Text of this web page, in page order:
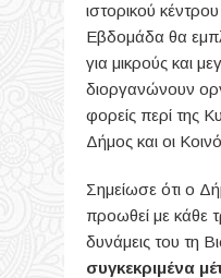
ιστορικού
Εβδομάδα θα
για μικρούς και
διοργανώνουν
φορείς περί της
Δήμος και οι
Σημείωσε ότι ο
προωθεί με κάθε
δυνάμεις του τη
συγκεκριμένα